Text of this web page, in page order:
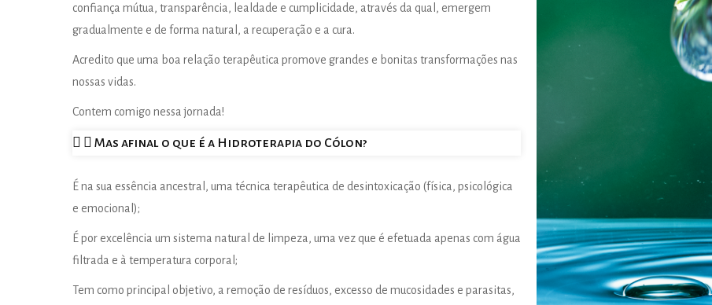
confiança mútua, transparência, lealdade e cumplicidade, através da qual, emergem
gradualmente e de forma natural, a recuperação e a cura.
Acredito que uma boa relação terapêutica promove grandes e bonitas transformações nas
nossas vidas.
Contem comigo nessa jornada!
Mas afinal o que é a Hidroterapia do Cólon?
É na sua essência ancestral, uma técnica terapêutica de desintoxicação (física, psicológica
e emocional);
É por excelência um sistema natural de limpeza, uma vez que é efetuada apenas com água
filtrada e à temperatura corporal;
Tem como principal objetivo, a remoção de resíduos, excesso de mucosidades e parasitas,